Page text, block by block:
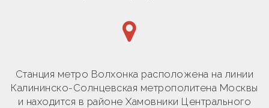
Станция метро Волхонка расположена на линии
Калининско-Солнцевская метрополитена Москвы
и находится в районе Хамовники Центрального